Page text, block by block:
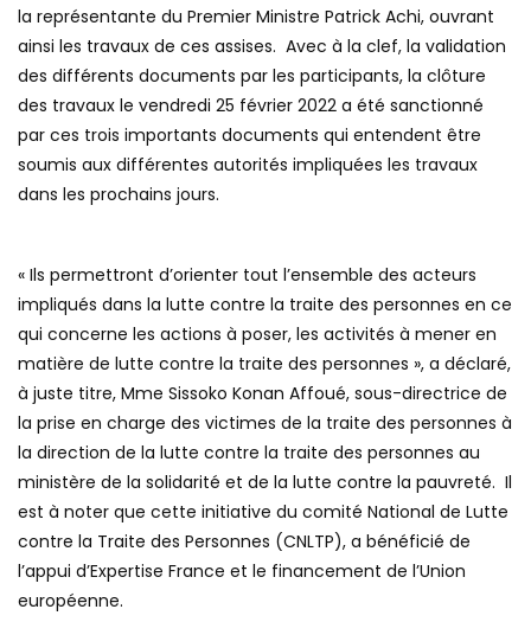
la représentante du Premier Ministre Patrick Achi, ouvrant
ainsi les travaux de ces assises. Avec à la clef, la validation
des différents documents par les participants, la clôture
des travaux le vendredi 25 février 2022 a été sanctionné
par ces trois importants documents qui entendent être
soumis aux différentes autorités impliquées les travaux
dans les prochains jours.
« Ils permettront d’orienter tout l’ensemble des acteurs
impliqués dans la lutte contre la traite des personnes en ce
qui concerne les actions à poser, les activités à mener en
matière de lutte contre la traite des personnes », a déclaré,
à juste titre, Mme Sissoko Konan Affoué, sous-directrice de
la prise en charge des victimes de la traite des personnes à
la direction de la lutte contre la traite des personnes au
ministère de la solidarité et de la lutte contre la pauvreté. Il
est à noter que cette initiative du comité National de Lutte
contre la Traite des Personnes (CNLTP), a bénéficié de
l’appui d’Expertise France et le financement de l’Union
européenne.